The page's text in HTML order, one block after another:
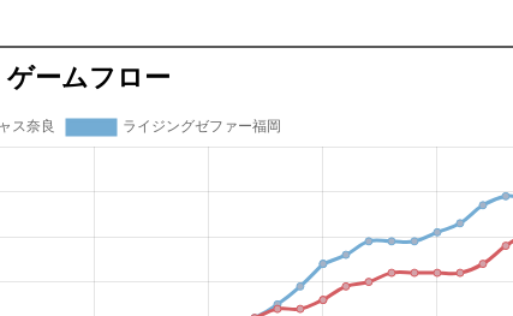
ゲームフロー